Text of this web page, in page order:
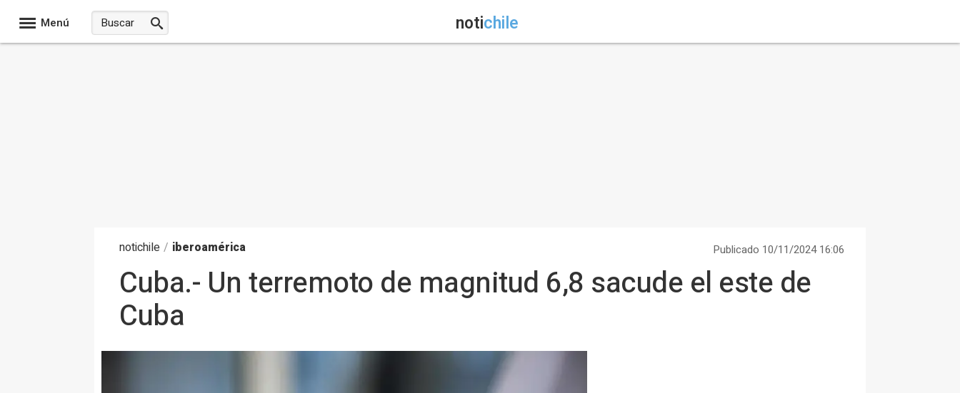
Menú notichile
notichile / iberoamérica Publicado 10/11/2024 16:06
Cuba.- Un terremoto de magnitud 6,8 sacude el este de
Cuba